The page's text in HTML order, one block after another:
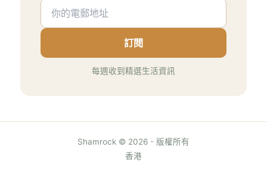
訂閱
每週收到精選生活資訊
Shamrock © 2026 - 版權所有
香港